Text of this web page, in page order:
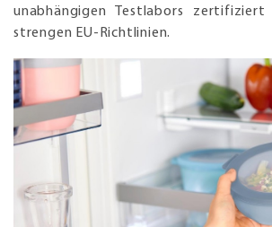
unabhängigen Testlabors
strengen EU-Richtlinien.